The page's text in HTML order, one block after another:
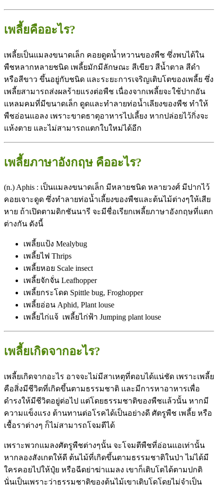
เพลี้ยคืออะไร?
เพลี้ยเป็นแมลงขนาดเล็ก คอยดูดน้ำหวานของพืช ซึ่งพบได้ใน
พืชหลากหลายชนิด เพลี้ยมักมีลักษณะ สีเขียว สีน้ำตาล สีดำ
หรือสีขาว ขึ้นอยู่กับชนิด และระยะการเจริญเติบโตของเพลี้ย ซึ่ง
เพลี้ยสามารถส่งผลร้ายแรงต่อพืช เนื่องจากเพลี้ยจะใช้ปากอัน
แหลมคมที่มีขนาดเล็ก ดูดและทำลายท่อน้ำเลียงของพืช ทำให้
พืชอ่อนแอลง เพราะขาดธาตุอาหารไปเลี้ยง หากปล่อยไว้กิ่งจะ
แห้งตาย และไม่สามารถแตกใบใหม่ได้อีก
เพลี้ยภาษาอังกฤษ คืออะไร?
(n.) Aphis : เป็นแมลงขนาดเล็ก มีหลายชนิด หลายวงศ์ มีปากไว้
คอยเจาะดูด ซึ่งทำลายท่อน้ำเลี้ยงของพืชและต้นไม้ต่างๆให้เสีย
หาย ถ้าเปิดตามดิกชันนารี จะมีชื่อเรียกเพลี้ยภาษาอังกฤษที่แตก
ต่างกัน ดังนี้
เพลี้ยแป้ง Mealybug
เพลี้ยไฟ Thrips
เพลี้ยหอย Scale insect
เพลี้ยจักจั่น Leafhopper
เพลี้ยกระโดด Spittle bug, Froghopper
เพลี้ยอ่อน Aphid, Plant louse
เพลี้ยไก่แจ้ เพลี้ยไก่ฟ้า Jumping plant louse
เพลี้ยเกิดจากอะไร?
เพลี้ยเกิดจากอะไร อาจจะไม่มีสาเหตุที่ตอบได้แน่ชัด เพราะเพลี้ย
คือสิ่งมีชีวิตที่เกิดขึ้นตามธรรมชาติ และมีการหาอาหารเพื่อ
ดำรงให้มีชีวิตอยู่ต่อไป แต่โดยธรรมชาติของพืชแล้วนั้น หากมี
ความแข็งแรง ต้านทานต่อโรคได้เป็นอย่างดี ศัตรูพืช เพลี้ย หรือ
เชื้อราต่างๆ ก็ไม่สามารถโจมตีได้
เพราะพวกแมลงศัตรูพืชต่างๆนั้น จะโจมตีพืชที่อ่อนแอเท่านั้น
หากลองสังเกตให้ดี ต้นไม้ที่เกิดขึ้นตามธรรมชาติในป่า ไม่ได้มี
ใครคอยไปให้ปุ๋ย หรือฉีดย่าฆ่าแมลง เขาก็เติบโตได้ตามปกติ
นั่นเป็นเพราะว่าธรรมชาติของต้นไม้เขาเติบโดโดยไม่จำเป็น